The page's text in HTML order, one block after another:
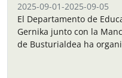
2025-09-01-2025-09-05
El Departamento de
Gernika junto con la
de Busturialdea ha